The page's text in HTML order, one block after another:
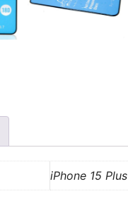
iPhone 15 Plus